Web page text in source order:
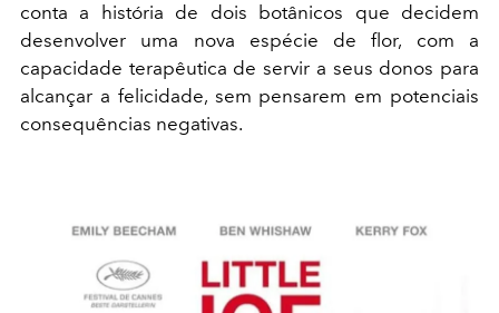
conta a história de dois botânicos que decidem
desenvolver uma nova espécie de flor, com a
capacidade terapêutica de servir a seus donos para
alcançar a felicidade, sem pensarem em potenciais
consequências negativas.